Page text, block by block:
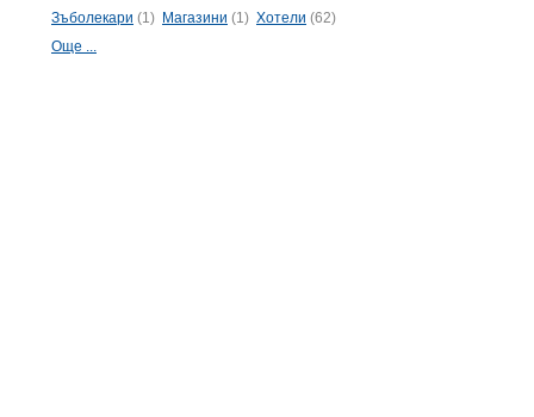
Зъболекари (1) Магазини (1) Хотели (62)
Още ...